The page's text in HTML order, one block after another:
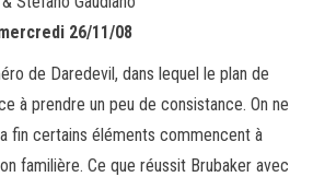
26/11/08
de Daredevil, dans lequel le plan de
à prendre un peu de consistance. On ne
fin certains éléments commencent à
familière. Ce que réussit Brubaker avec